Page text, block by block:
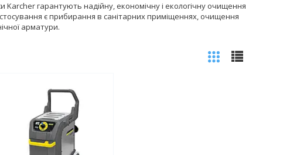
гарантують надійну, економічну і екологічну очищення
є прибирання в санітарних приміщеннях, очищення
арматури.